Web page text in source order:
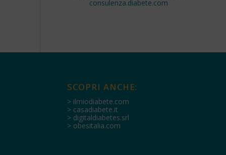
consulenza.diabete.com
SCOPRI ANCHE:
> ilmiodiabete.com
> casadiabete.it
> digitaldiabetes.srl
> obesitalia.com